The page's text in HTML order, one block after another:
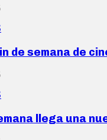
de semana de
llega una